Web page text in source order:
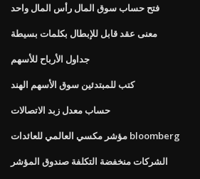
فتح حساب سوق المال رأس المال واحد
معنى عقد قابل للإبطال بكلمات بسيطة
جداول الأرباح للأسهم
كتب للمبتدئين سوق الأسهم الهند
حساب معدل زبد الاتصالات
مؤشر مكسي العالمي للعائدات bloomberg
الشركات منخفضة التكلفة صندوق المؤشر